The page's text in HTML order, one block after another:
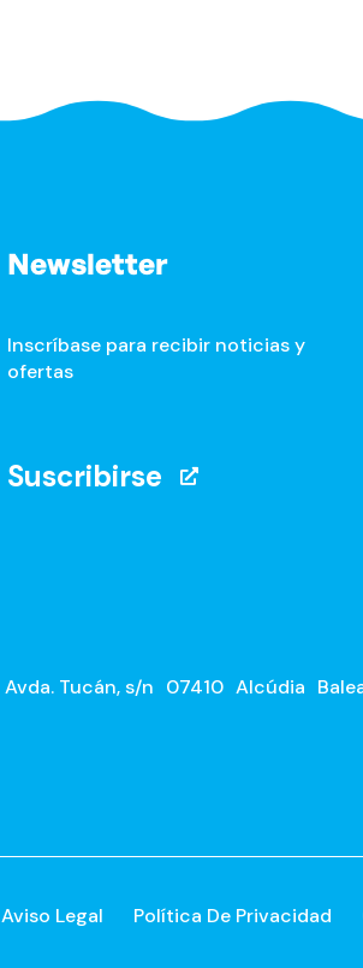
Newsletter
Inscríbase para recibir noticias y
ofertas
Suscribirse
Avda. Tucán, s/n 07410 Alcúdia
Aviso Legal Política De Privacidad